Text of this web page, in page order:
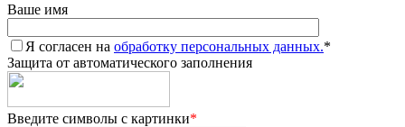
Ваше имя
Я согласен на обработку персональных данных.*
Защита от автоматического заполнения
Введите символы с картинки*